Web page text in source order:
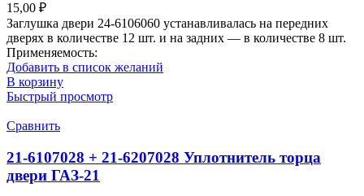
15,00 ₽
Заглушка двери 24-6106060 устанавливалась на передних
дверях в количестве 12 шт. и на задних — в количестве 8 шт.
Применяемость:
Добавить в список желаний
В корзину
Быстрый просмотр
Сравнить
21-6107028 + 21-6207028 Уплотнитель торца
двери ГАЗ-21